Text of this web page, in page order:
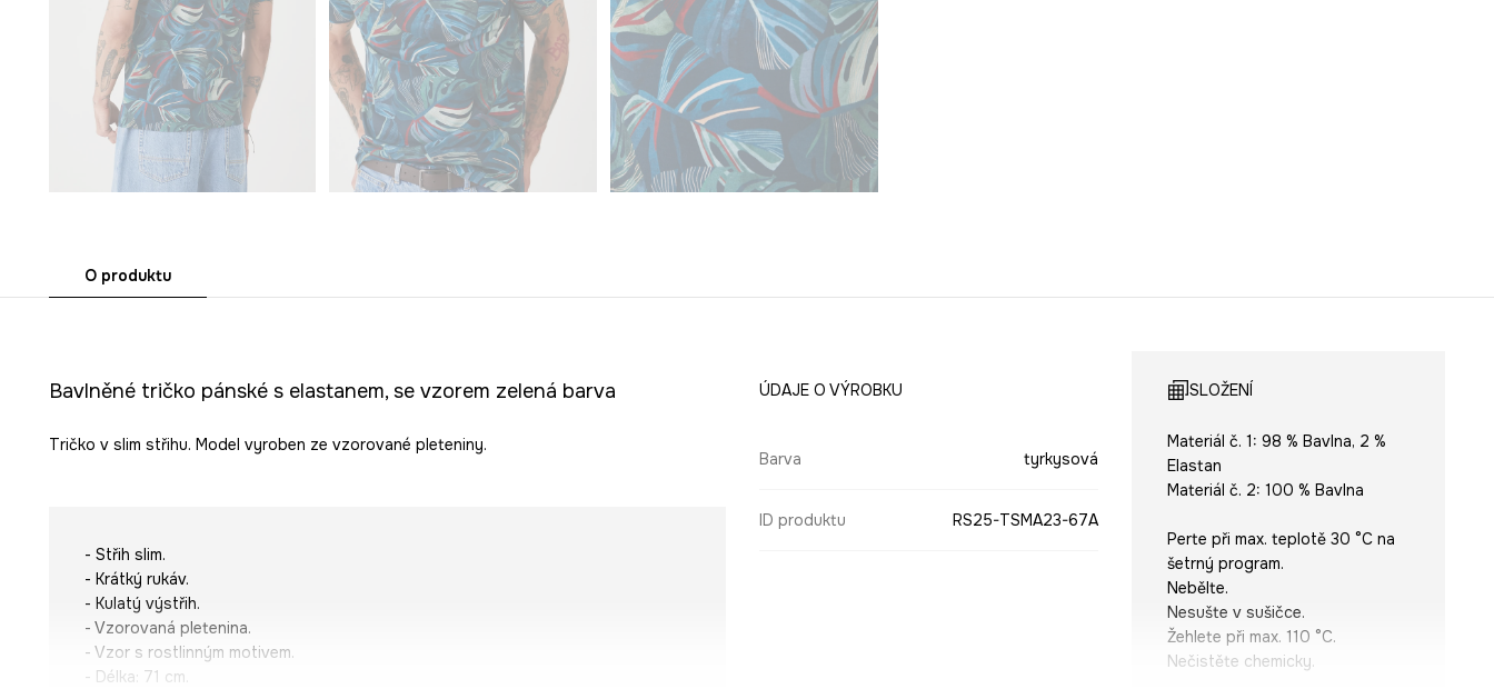
O produktu
Bavlněné tričko pánské s elastanem, se vzorem zelená barva
Tričko v slim střihu. Model vyroben ze vzorované pleteniny.
- Střih slim.
- Krátký rukáv.
- Kulatý výstřih.
- Vzorovaná pletenina.
- Vzor s rostlinným motivem.
- Délka: 71 cm.
ÚDAJE O VÝROBKU
Barva tyrkysová
ID produktu RS25-TSMA23-67A
SLOŽENÍ
Materiál č. 1: 98 % Bavlna, 2 %
Elastan
Materiál č. 2: 100 % Bavlna
Perte při max. teplotě 30 °C na
šetrný program.
Nebělte.
Nesušte v sušičce.
Žehlete při max. 110 °C.
Nečistěte chemicky.